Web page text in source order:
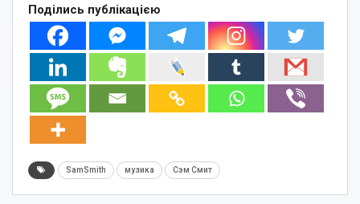
Поділись публікацією
SamSmith музика Сэм Смит